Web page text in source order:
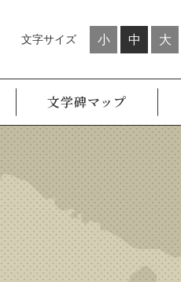
文字サイズ 小 中 大
文学碑マップ